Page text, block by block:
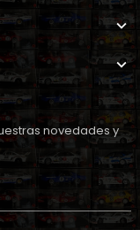
novedades y